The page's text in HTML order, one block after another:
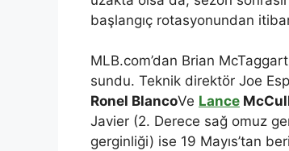
başlangıç ​​rotasyonundan
MLB.com’dan Brian
sundu. Teknik direktör Joe
Ronel BlancoVe Lance
Javier (2. Derece sağ omuz
gerginliği) ise 19 Mayıs’tan